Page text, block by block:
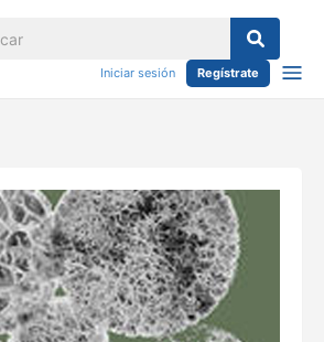
Iniciar sesión Regístrate